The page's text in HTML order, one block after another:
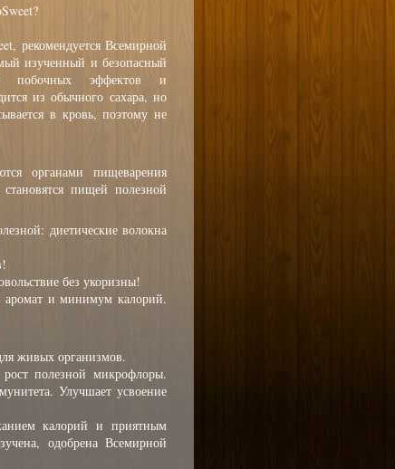
рекомендуется Всемирной
изученный и безопасный
побочных эффектов и
из обычного сахара, но
в кровь, поэтому не
органами пищеварения
пищей полезной
диетические волокна
без укоризны!
аромат и минимум калорий.
живых организмов.
полезной микрофлоры.
Улучшает усвоение
калорий и приятным
одобрена Всемирной